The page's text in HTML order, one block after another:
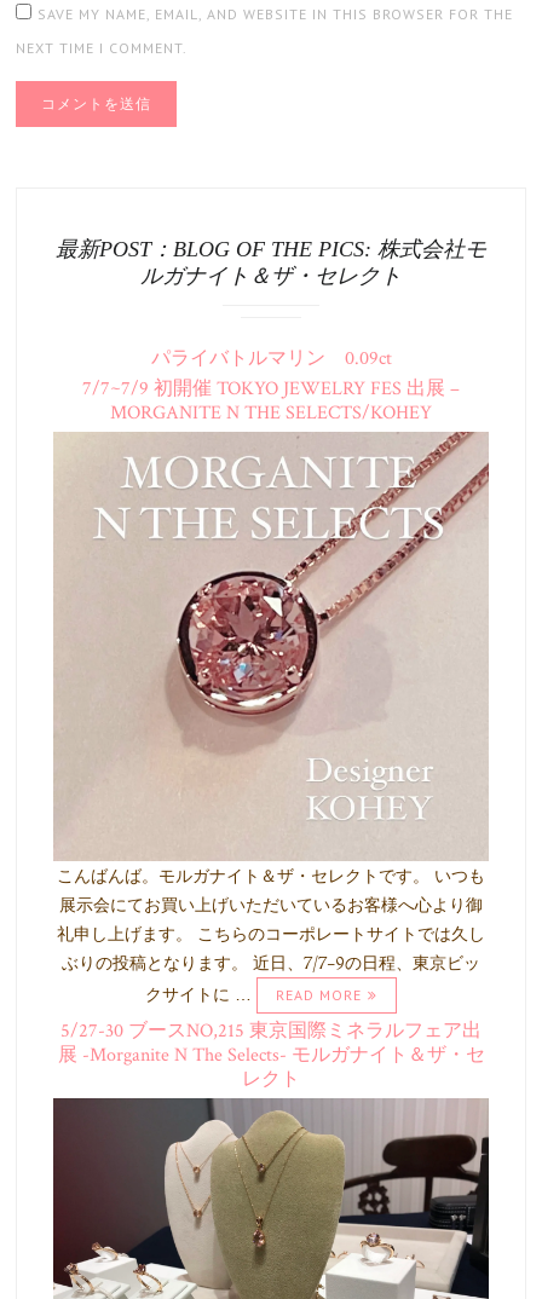
SAVE MY NAME, EMAIL, AND WEBSITE IN THIS BROWSER FOR THE
NEXT TIME I COMMENT.
最新POST：BLOG OF THE PICS: 株式会社モ
ルガナイト＆ザ・セレクト
パライバトルマリン 0.09ct
7/7~7/9 初開催 TOKYO JEWELRY FES 出展 –
MORGANITE N THE SELECTS/KOHEY
こんばんば。モルガナイト＆ザ・セレクトです。 いつも
展示会にてお買い上げいただいているお客様へ心より御
礼申し上げます。 こちらのコーポレートサイトでは久し
ぶりの投稿となります。 近日、7/7-9の日程、東京ビッ
クサイトに …
READ MORE
5/27-30 ブースNO,215 東京国際ミネラルフェア出
展 -Morganite N The Selects- モルガナイト＆ザ・セ
レクト